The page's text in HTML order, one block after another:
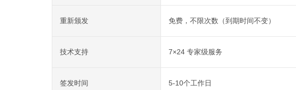
重新颁发 免费，不限次数（到期时间不变）
技术支持 7×24 专家级服务
签发时间 5-10个工作日